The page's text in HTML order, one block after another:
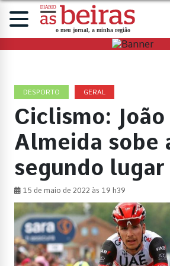
DESPORTO GERAL
Ciclismo: João
Almeida sobe
segundo
15 de maio de 2022 às 19 h39